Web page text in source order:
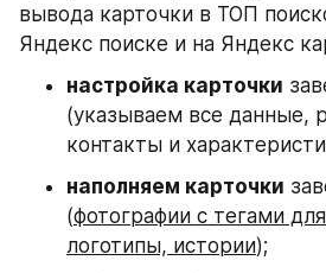
вывода карточки в ТОП
Яндекс поиске и на Яндекс
настройка карточки
(указываем все данные,
контакты и
наполняем карточки
(фотографии с тегами
логотипы, истории);